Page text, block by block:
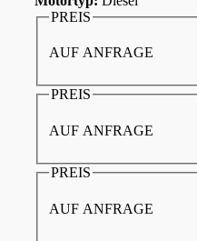
PREIS
AUF ANFRAGE
PREIS
AUF ANFRAGE
PREIS
AUF ANFRAGE